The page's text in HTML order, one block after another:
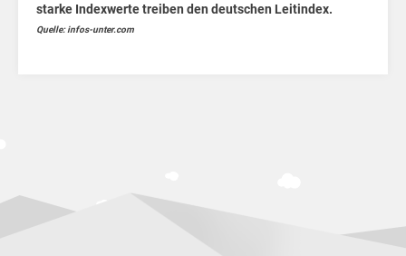
starke Indexwerte treiben den deutschen Leitindex.
Quelle: infos-unter.com